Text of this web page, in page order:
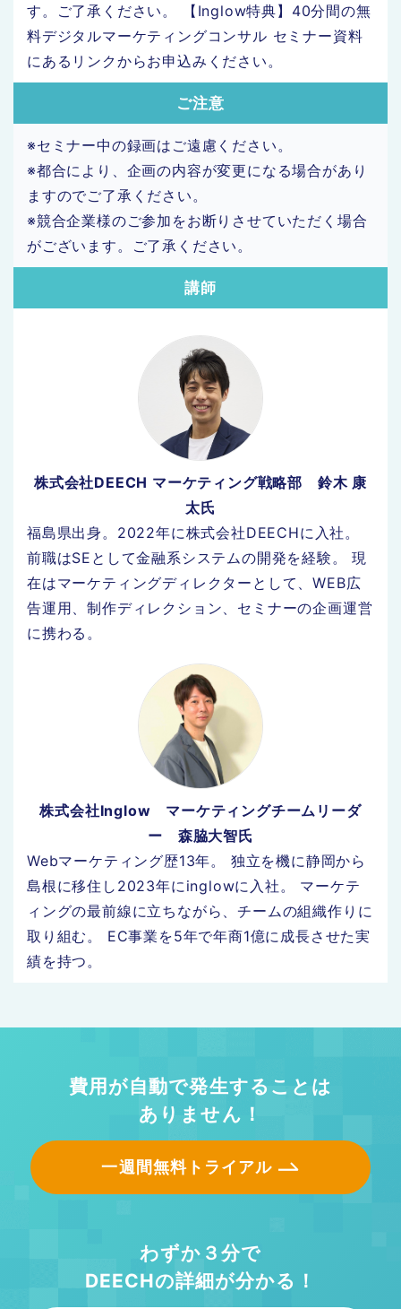
す。ご了承ください。 【Inglow特典】40分間の無
料デジタルマーケティングコンサル セミナー資料
にあるリンクからお申込みください。
ご注意
※セミナー中の録画はご遠慮ください。
※都合により、企画の内容が変更になる場合があり
ますのでご了承ください。
※競合企業様のご参加をお断りさせていただく場合
がございます。ご了承ください。
講師
株式会社DEECH マーケティング戦略部 鈴木 康
太氏
福島県出身。2022年に株式会社DEECHに入社。
前職はSEとして金融系システムの開発を経験。 現
在はマーケティングディレクターとして、WEB広
告運用、制作ディレクション、セミナーの企画運営
に携わる。
株式会社Inglow マーケティングチームリーダ
ー 森脇大智氏
Webマーケティング歴13年。 独立を機に静岡から
島根に移住し2023年にinglowに入社。 マーケテ
ィングの最前線に立ちながら、チームの組織作りに
取り組む。 EC事業を5年で年商1億に成長させた実
績を持つ。
費用が自動で発生することは
ありません！
一週間無料トライアル
わずか３分で
DEECHの詳細が分かる！